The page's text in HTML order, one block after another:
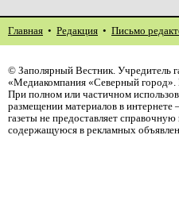
Главная • Редакция • Письмо
© Заполярный Вестник. Учредитель
«Медиакомпания «Северный
При полном или частичном
размещении материалов в
газеты не предоставляет
содержащуюся в рекламных